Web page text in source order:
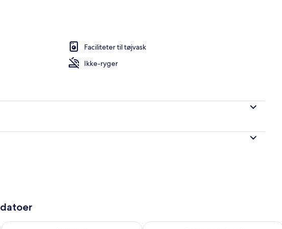
Faciliteter til tøjvask
Ikke-ryger
8
Tjek tilgængelighed for i morgen aug. 8 - aug. 9Tjek tilgængelighed for denne